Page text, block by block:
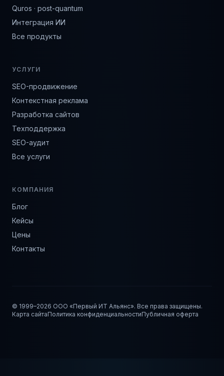
Quros · post-quantum
Интеграция ИИ
Все продукты
УСЛУГИ
SEO-продвижение
Контекстная реклама
Разработка сайтов
Техподдержка
SEO-аудит
Все услуги
КОМПАНИЯ
Блог
Кейсы
Цены
Контакты
© 1999–2026 ООО «Первый ИТ Альянс». Все права защищены.
Карта сайтаПолитика конфиденциальностиПубличная оферта